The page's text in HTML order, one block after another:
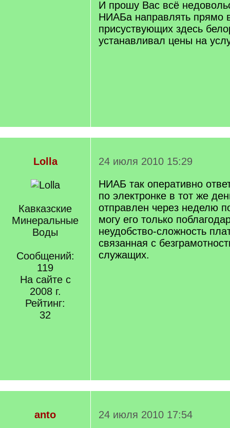
И прошу Вас всё
НИАБа направлять прямо
присуствующих здесь
устанавливал цены на
Lolla
Кавказские
Минеральные
Воды
Сообщений:
119
На сайте с
2008 г.
Рейтинг:
32
24 июля 2010 15:29
НИАБ так оперативно
по электронке в тот же
отправлен через неделю
могу его только
неудобство-сложность
связанная с
служащих.
anto
24 июля 2010 17:54